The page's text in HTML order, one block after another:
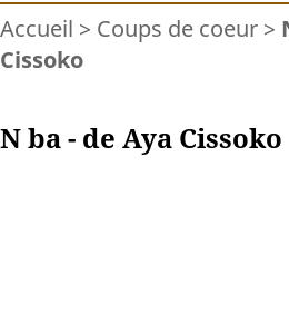
Accueil > Coups de coeur >
Cissoko
N ba - de Aya Cissoko